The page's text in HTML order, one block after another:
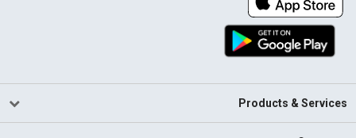
Products & Services